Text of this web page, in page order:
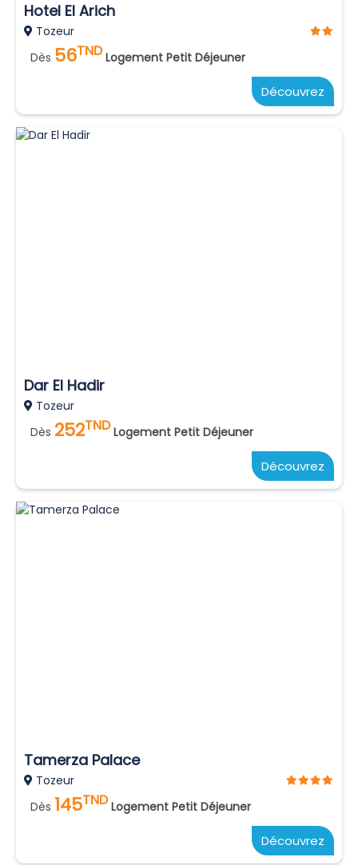
Hotel El Arich
Tozeur
Dès 56TND Logement Petit Déjeuner
Découvrez
Dar El Hadir
Tozeur
Dès 252TND Logement Petit Déjeuner
Découvrez
Tamerza Palace
Tozeur
Dès 145TND Logement Petit Déjeuner
Découvrez